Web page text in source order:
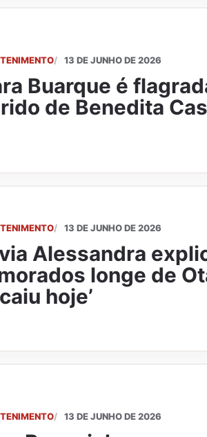
13 DE JUNHO DE 2026
Buarque é
de Benedita
13 DE JUNHO DE 2026
Alessandra
longe de
hoje’
13 DE JUNHO DE 2026